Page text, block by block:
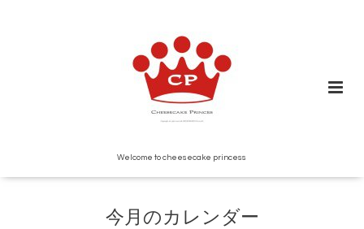
Welcome to cheesecake princess
今月のカレンダー